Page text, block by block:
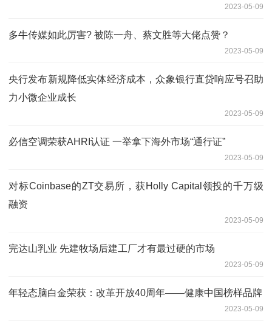
2023-05-09
多牛传媒如此厉害? 被陈一舟、蔡文胜等大佬点赞？
2023-05-09
央行发布新规降低实体经济成本，众象银行直贷响应号召助
力小微企业成长
2023-05-09
必信空调荣获AHRI认证 一举拿下海外市场“通行证”
2023-05-09
对标Coinbase的ZT交易所，获Holly Capital领投的千万级
融资
2023-05-09
完达山乳业 先建牧场后建工厂才有最过硬的市场
2023-05-09
年轻态脑白金荣获：改革开放40周年——健康中国榜样品牌
2023-05-09